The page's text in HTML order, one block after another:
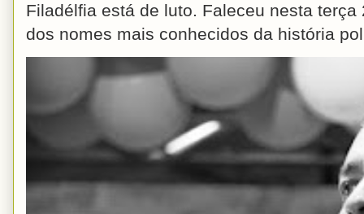
Filadélfia está de luto. Faleceu nesta
dos nomes mais conhecidos da história